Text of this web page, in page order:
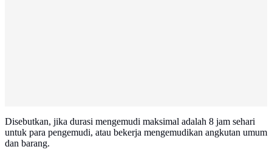
Disebutkan, jika durasi mengemudi maksimal adalah 8 jam sehari
untuk para pengemudi, atau bekerja mengemudikan angkutan umum
dan barang.